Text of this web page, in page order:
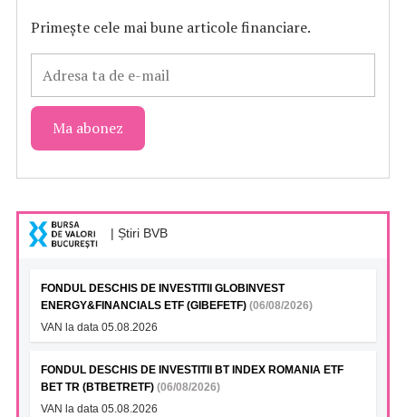
Primește cele mai bune articole financiare.
| Știri BVB
FONDUL DESCHIS DE INVESTITII GLOBINVEST
ENERGY&FINANCIALS ETF (GIBEFETF) (06/08/2026)
VAN la data 05.08.2026
FONDUL DESCHIS DE INVESTITII BT INDEX ROMANIA ETF
BET TR (BTBETRETF) (06/08/2026)
VAN la data 05.08.2026